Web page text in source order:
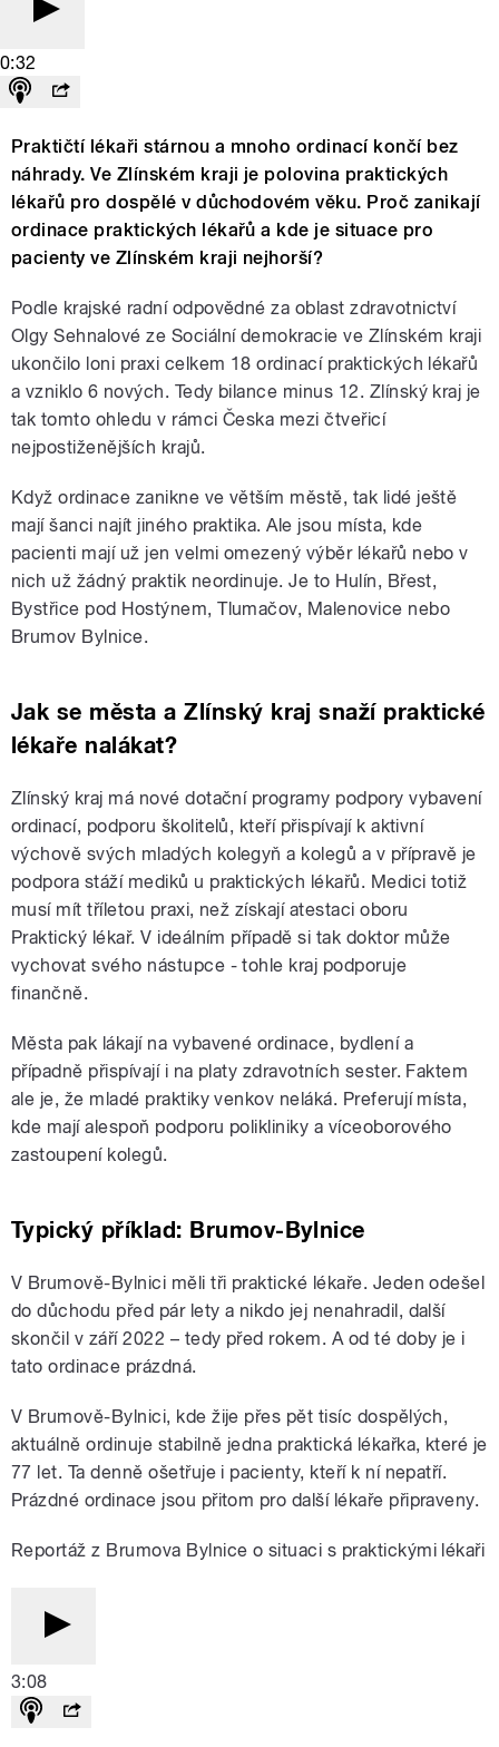
0:32
Praktičtí lékaři stárnou a mnoho ordinací končí bez
náhrady. Ve Zlínském kraji je polovina praktických
lékařů pro dospělé v důchodovém věku. Proč zanikají
ordinace praktických lékařů a kde je situace pro
pacienty ve Zlínském kraji nejhorší?
Podle krajské radní odpovědné za oblast zdravotnictví
Olgy Sehnalové ze Sociální demokracie ve Zlínském kraji
ukončilo loni praxi celkem 18 ordinací praktických lékařů
a vzniklo 6 nových. Tedy bilance minus 12. Zlínský kraj je
tak tomto ohledu v rámci Česka mezi čtveřicí
nejpostiženějších krajů.
Když ordinace zanikne ve větším městě, tak lidé ještě
mají šanci najít jiného praktika. Ale jsou místa, kde
pacienti mají už jen velmi omezený výběr lékařů nebo v
nich už žádný praktik neordinuje. Je to Hulín, Břest,
Bystřice pod Hostýnem, Tlumačov, Malenovice nebo
Brumov Bylnice.
Jak se města a Zlínský kraj snaží praktické
lékaře nalákat?
Zlínský kraj má nové dotační programy podpory vybavení
ordinací, podporu školitelů, kteří přispívají k aktivní
výchově svých mladých kolegyň a kolegů a v přípravě je
podpora stáží mediků u praktických lékařů. Medici totiž
musí mít tříletou praxi, než získají atestaci oboru
Praktický lékař. V ideálním případě si tak doktor může
vychovat svého nástupce - tohle kraj podporuje
finančně.
Města pak lákají na vybavené ordinace, bydlení a
případně přispívají i na platy zdravotních sester. Faktem
ale je, že mladé praktiky venkov neláká. Preferují místa,
kde mají alespoň podporu polikliniky a víceoborového
zastoupení kolegů.
Typický příklad: Brumov-Bylnice
V Brumově-Bylnici měli tři praktické lékaře. Jeden odešel
do důchodu před pár lety a nikdo jej nenahradil, další
skončil v září 2022 – tedy před rokem. A od té doby je i
tato ordinace prázdná.
V Brumově-Bylnici, kde žije přes pět tisíc dospělých,
aktuálně ordinuje stabilně jedna praktická lékařka, které je
77 let. Ta denně ošetřuje i pacienty, kteří k ní nepatří.
Prázdné ordinace jsou přitom pro další lékaře připraveny.
Reportáž z Brumova Bylnice o situaci s praktickými lékaři
3:08